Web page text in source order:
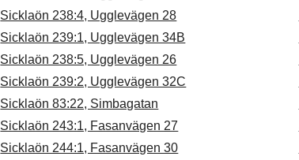
Sicklaön 238:4, Ugglevägen 28
Sicklaön 239:1, Ugglevägen 34B
Sicklaön 238:5, Ugglevägen 26
Sicklaön 239:2, Ugglevägen 32C
Sicklaön 83:22, Simbagatan
Sicklaön 243:1, Fasanvägen 27
Sicklaön 244:1, Fasanvägen 30